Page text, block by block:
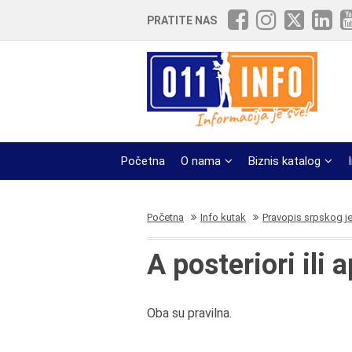
PRATITE NAS
Početna O nama Biznis katalog
Početna Info kutak Pravopis srpskog
A posteriori ili
Oba su pravilna.